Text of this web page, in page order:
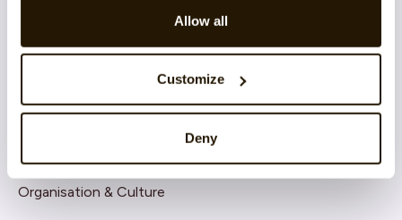
Allow all
Customize
Deny
Core HR
Continuous Performance
Competence & Learning
Organisation & Culture